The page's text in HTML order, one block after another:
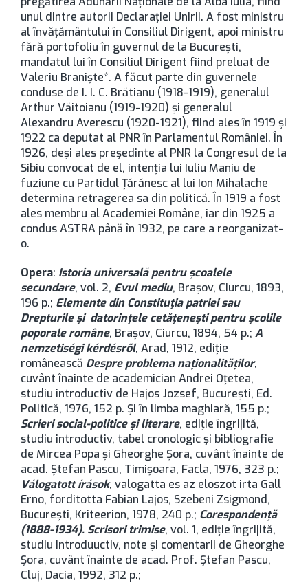
unul dintre autorii Declarației Unirii. A fost ministru
al învățământului în Consiliul Dirigent, apoi ministru
fără portofoliu în guvernul de la București,
mandatul lui în Consiliul Dirigent fiind preluat de
Valeriu Braniște*. A făcut parte din guvernele
conduse de I. I. C. Brătianu (1918-1919), generalul
Arthur Văitoianu (1919-1920) și generalul
Alexandru Averescu (1920-1921), fiind ales în 1919 și
1922 ca deputat al PNR în Parlamentul României. În
1926, deși ales președinte al PNR la Congresul de la
Sibiu convocat de el, intenția lui Iuliu Maniu de
fuziune cu Partidul Țărănesc al lui Ion Mihalache
determina retragerea sa din politică. În 1919 a fost
ales membru al Academiei Române, iar din 1925 a
condus ASTRA până în 1932, pe care a reorganizat-
o.
Opera: Istoria universală pentru școalele
secundare, vol. 2, Evul mediu, Brașov, Ciurcu, 1893,
196 p.; Elemente din Constituția patriei sau
Drepturile și datorințele cetățenești pentru școlile
poporale române, Brașov, Ciurcu, 1894, 54 p.; A
nemzetiségi kérdésről, Arad, 1912, ediție
românească Despre problema naționalităților,
cuvânt înainte de academician Andrei Oțetea,
studiu introductiv de Hajos Jozsef, București, Ed.
Politică, 1976, 152 p. Și în limba maghiară, 155 p.;
Scrieri social-politice și literare, ediție îngrijită,
studiu introductiv, tabel cronologic și bibliografie
de Mircea Popa și Gheorghe Șora, cuvânt înainte de
acad. Ștefan Pascu, Timișoara, Facla, 1976, 323 p.;
Válogatott írások, valogatta es az eloszot irta Gall
Erno, forditotta Fabian Lajos, Szebeni Zsigmond,
București, Kriteerion, 1978, 240 p.; Corespondență
(1888-1934). Scrisori trimise, vol. 1, ediție îngrijită,
studiu introduuctiv, note și comentarii de Gheorghe
Șora, cuvânt înainte de acad. Prof. Ștefan Pascu,
Cluj, Dacia, 1992, 312 p.;